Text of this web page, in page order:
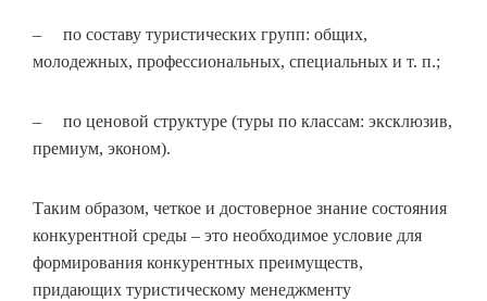
– по составу туристических групп: общих,
молодежных, профессиональных, специальных и т. п.;
– по ценовой структуре (туры по классам: эксклюзив,
премиум, эконом).
Таким образом, четкое и достоверное знание состояния
конкурентной среды – это необходимое условие для
формирования конкурентных преимуществ,
придающих туристическому менеджменту